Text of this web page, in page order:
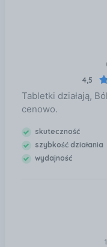
wskazówki
zdrowego trybu
zalecanej porcji do
nie może być
zróżnicowanej
suchym, w
niedostępny dla
tabletek
4,5
Tabletki działają,
cenowo.
skuteczność
szybkość działania
wydajność